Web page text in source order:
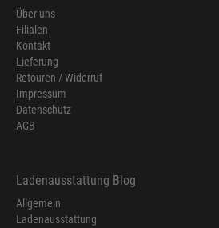
Über uns
Filialen
Kontakt
Lieferung
Retouren / Widerruf
Impressum
Datenschutz
AGB
Ladenausstattung Blog
Allgemein
Ladenausstattung